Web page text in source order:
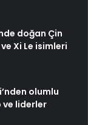
doğan Çin
Xi Le isimleri
olumlu
ve liderler